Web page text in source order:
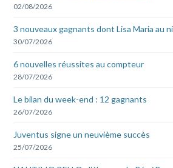
02/08/2026
3 nouveaux gagnants dont Lisa Maria au
30/07/2026
6 nouvelles réussites au compteur
28/07/2026
Le bilan du week-end : 12 gagnants
26/07/2026
Juventus signe un neuvième succès
25/07/2026